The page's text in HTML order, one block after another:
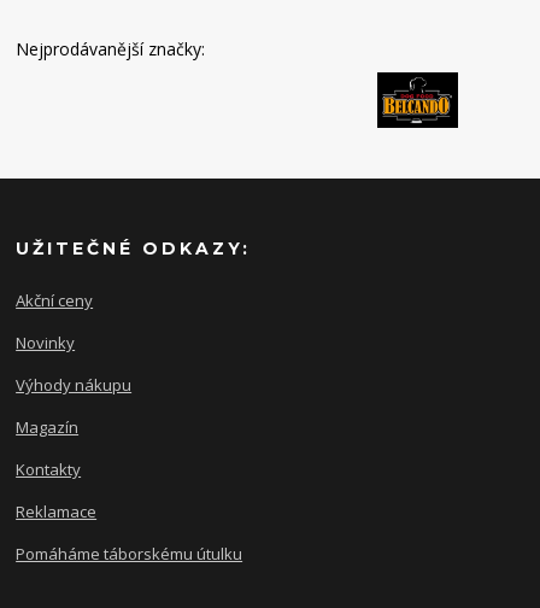
Nejprodávanější značky:
UŽITEČNÉ ODKAZY:
Akční ceny
Novinky
Výhody nákupu
Magazín
Kontakty
Reklamace
Pomáháme táborskému útulku